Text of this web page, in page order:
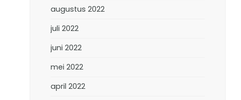
augustus 2022
juli 2022
juni 2022
mei 2022
april 2022